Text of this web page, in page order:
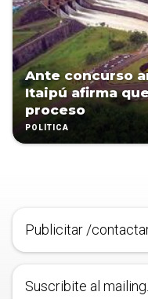
Ante concurso
Itaipú afirma
proceso
POLÍTICA
Publicitar /
Suscribite al mailing.